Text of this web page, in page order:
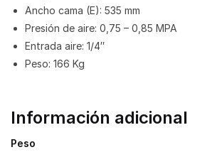
Ancho cama (E): 535 mm
Presión de aire: 0,75 – 0,85 MPA
Entrada aire: 1/4″
Peso: 166 Kg
Información adicional
Peso